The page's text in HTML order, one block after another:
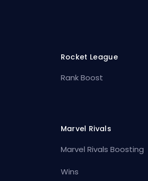
Rocket League
Rank Boost
Marvel Rivals
Marvel Rivals Boosting
Wins